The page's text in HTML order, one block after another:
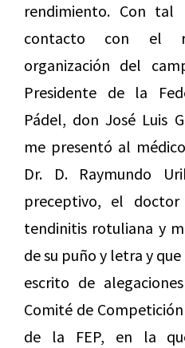
rendimiento. Con
contacto con el
organización del
Presidente de la
Pádel, don José Luis
me presentó al
Dr. D. Raymundo
preceptivo, el
tendinitis rotuliana y
de su puño y letra y
escrito de
Comité de
de la FEP, en la